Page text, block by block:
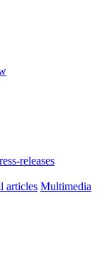
releases
articles Multimedia